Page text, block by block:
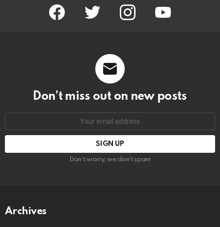
facebook twitter instagram youtube
Don’t miss out on new posts
Don't worry, we don't spam
Archives